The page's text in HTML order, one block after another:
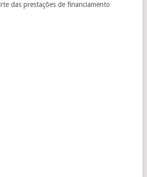
das prestações de financiamento